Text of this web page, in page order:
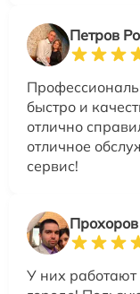
Петров
быстро и
отлично
отличное
сервис!
У них